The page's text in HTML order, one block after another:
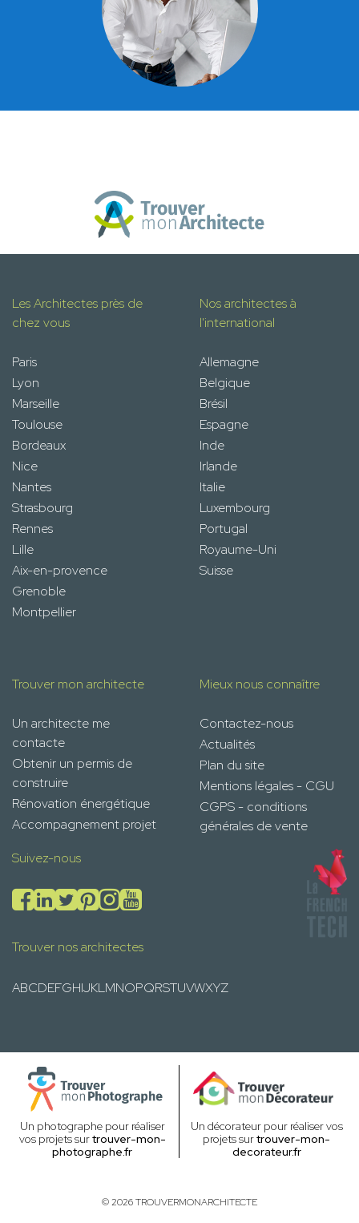
Les Architectes près de
chez vous
Paris
Lyon
Marseille
Toulouse
Bordeaux
Nice
Nantes
Strasbourg
Rennes
Lille
Aix-en-provence
Grenoble
Montpellier
Nos architectes à
l'international
Allemagne
Belgique
Brésil
Espagne
Inde
Irlande
Italie
Luxembourg
Portugal
Royaume-Uni
Suisse
Trouver mon architecte
Un architecte me
contacte
Obtenir un permis de
construire
Rénovation énergétique
Accompagnement projet
Mieux nous connaître
Contactez-nous
Actualités
Plan du site
Mentions légales - CGU
CGPS - conditions
générales de vente
Suivez-nous
Trouver nos architectes
ABCDEFGHIJKLMNOPQRSTUVWXYZ
Un photographe pour réaliser
vos projets surtrouver-mon-
photographe.fr
Un décorateur pour réaliser vos
projets surtrouver-mon-
decorateur.fr
© 2026 TROUVERMONARCHITECTE